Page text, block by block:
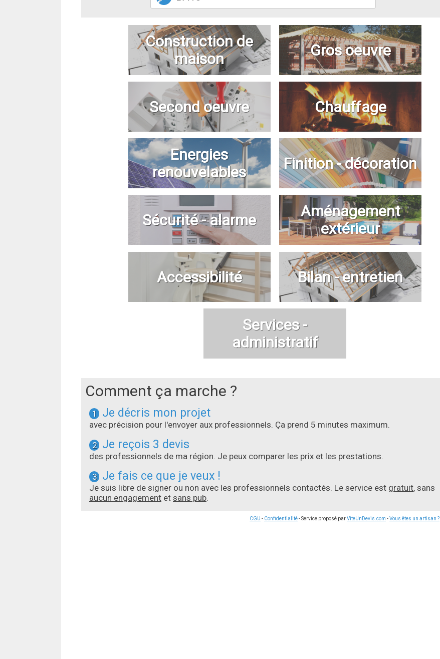
Construction de
maison
Gros oeuvre
Second oeuvre Chauffage
Energies
renouvelables
Finition - décoration
Sécurité - alarme
Aménagement
extérieur
Accessibilité Bilan - entretien
Services -
administratif
Comment ça marche ?
1 Je décris mon projet
avec précision pour l'envoyer aux professionnels. Ça prend 5 minutes maximum.
2 Je reçois 3 devis
des professionnels de ma région. Je peux comparer les prix et les prestations.
3 Je fais ce que je veux !
Je suis libre de signer ou non avec les professionnels contactés. Le service est gratuit, sans
aucun engagement et sans pub.
CGU - Confidentialité- Service proposé parViteUnDevis.com -Vous êtes un artisan ?